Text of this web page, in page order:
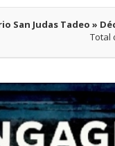
San Judas Tadeo »
Total